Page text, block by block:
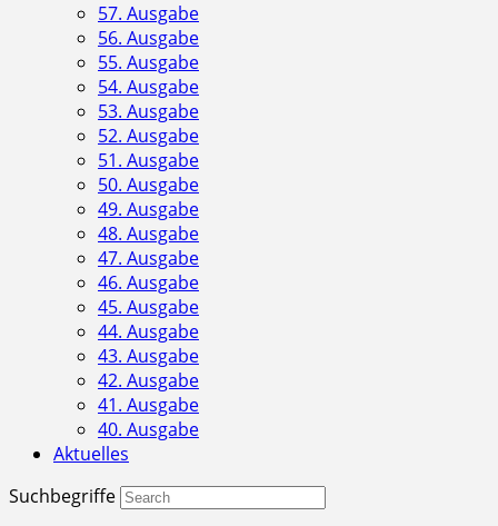
57. Ausgabe
56. Ausgabe
55. Ausgabe
54. Ausgabe
53. Ausgabe
52. Ausgabe
51. Ausgabe
50. Ausgabe
49. Ausgabe
48. Ausgabe
47. Ausgabe
46. Ausgabe
45. Ausgabe
44. Ausgabe
43. Ausgabe
42. Ausgabe
41. Ausgabe
40. Ausgabe
Aktuelles
Suchbegriffe